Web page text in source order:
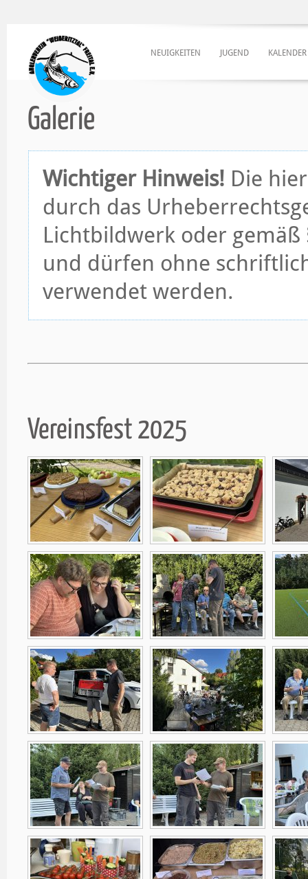
NEUIGKEITEN JUGEND KALENDER
Galerie
Wichtiger Hinweis! Die
durch das
Lichtbildwerk oder gemäß
und dürfen ohne
verwendet werden.
Vereinsfest 2025